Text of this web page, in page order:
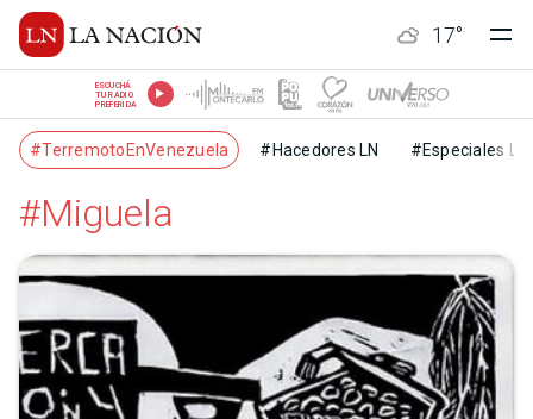
17°
ESCUCHÁ
TU RADIO
PREFERIDA
#TerremotoEnVenezuela #Hacedores LN #Especiales LN
#Miguela